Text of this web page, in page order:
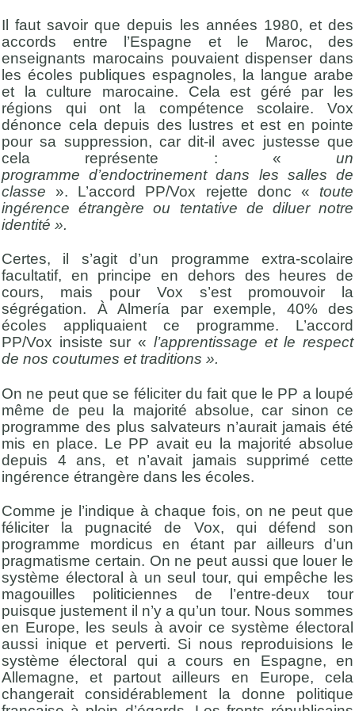
Il faut savoir que depuis les années 1980, et des
accords entre l’Espagne et le Maroc, des
enseignants marocains pouvaient dispenser dans
les écoles publiques espagnoles, la langue arabe
et la culture marocaine. Cela est géré par les
régions qui ont la compétence scolaire. Vox
dénonce cela depuis des lustres et est en pointe
pour sa suppression, car dit-il avec justesse que
cela représente : « un
programme d’endoctrinement dans les salles de
classe ». L’accord PP/Vox rejette donc « toute
ingérence étrangère ou tentative de diluer notre
identité ».
Certes, il s’agit d’un programme extra-scolaire
facultatif, en principe en dehors des heures de
cours, mais pour Vox s’est promouvoir la
ségrégation. À Almería par exemple, 40% des
écoles appliquaient ce programme. L’accord
PP/Vox insiste sur « l’apprentissage et le respect
de nos coutumes et traditions ».
On ne peut que se féliciter du fait que le PP a loupé
même de peu la majorité absolue, car sinon ce
programme des plus salvateurs n’aurait jamais été
mis en place. Le PP avait eu la majorité absolue
depuis 4 ans, et n’avait jamais supprimé cette
ingérence étrangère dans les écoles.
Comme je l’indique à chaque fois, on ne peut que
féliciter la pugnacité de Vox, qui défend son
programme mordicus en étant par ailleurs d’un
pragmatisme certain. On ne peut aussi que louer le
système électoral à un seul tour, qui empêche les
magouilles politiciennes de l’entre-deux tour
puisque justement il n’y a qu’un tour. Nous sommes
en Europe, les seuls à avoir ce système électoral
aussi inique et perverti. Si nous reproduisions le
système électoral qui a cours en Espagne, en
Allemagne, et partout ailleurs en Europe, cela
changerait considérablement la donne politique